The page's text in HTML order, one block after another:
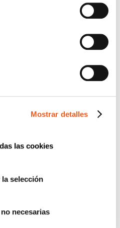
Mostrar detalles
las cookies
selección
necesarias
y la LOPDGDD,
DE DATOS S.L. tratará
Para obtener más
de sus datos y
el tratamiento de mis
anteriormente y se explica